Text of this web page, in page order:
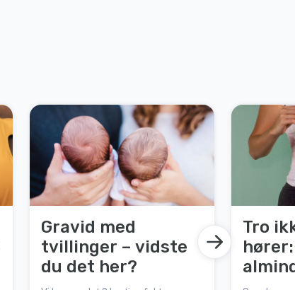
Gravid med
tvillinger – vidste
du det her?
Tro